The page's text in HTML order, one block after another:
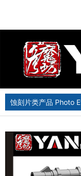
蚀刻片类产品 Photo